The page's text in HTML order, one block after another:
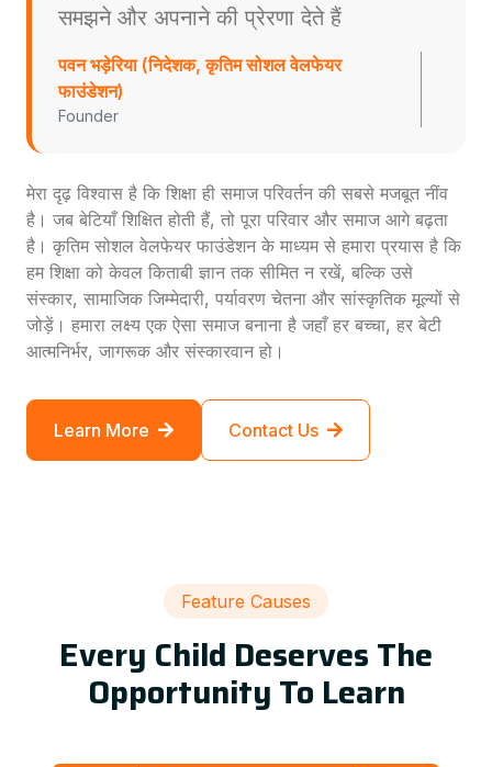
समझने और अपनाने की प्रेरणा देते हैं
पवन भड़ेरिया (निदेशक, कृतिम सोशल वेलफेयर
फाउंडेशन)
Founder
मेरा दृढ़ विश्वास है कि शिक्षा ही समाज परिवर्तन की सबसे मजबूत नींव
है। जब बेटियाँ शिक्षित होती हैं, तो पूरा परिवार और समाज आगे बढ़ता
है। कृतिम सोशल वेलफेयर फाउंडेशन के माध्यम से हमारा प्रयास है कि
हम शिक्षा को केवल किताबी ज्ञान तक सीमित न रखें, बल्कि उसे
संस्कार, सामाजिक जिम्मेदारी, पर्यावरण चेतना और सांस्कृतिक मूल्यों से
जोड़ें। हमारा लक्ष्य एक ऐसा समाज बनाना है जहाँ हर बच्चा, हर बेटी
आत्मनिर्भर, जागरूक और संस्कारवान हो।
Learn More Contact Us
Feature Causes
Every Child Deserves The
Opportunity To Learn